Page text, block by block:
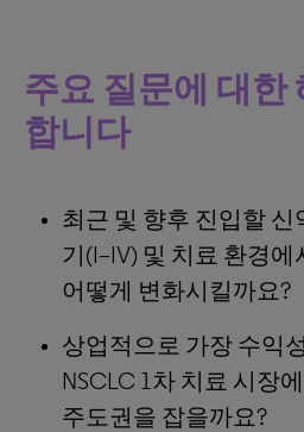
주요 질문에 대한
합니다
최근 및 향후 진입할 신
기(I–IV) 및 치료 환경
어떻게 변화시킬까요?
상업적으로 가장 수익
NSCLC 1차 치료 시장
주도권을 잡을까요?